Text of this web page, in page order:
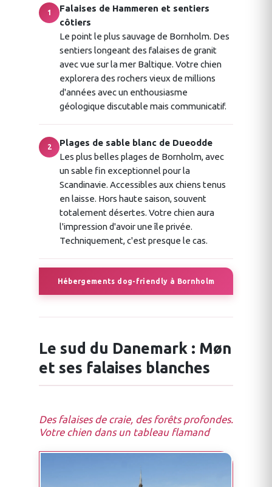
1
Falaises de Hammeren et sentiers
côtiers
Le point le plus sauvage de Bornholm. Des
sentiers longeant des falaises de granit
avec vue sur la mer Baltique. Votre chien
explorera des rochers vieux de millions
d'années avec un enthousiasme
géologique discutable mais communicatif.
2
Plages de sable blanc de Dueodde
Les plus belles plages de Bornholm, avec
un sable fin exceptionnel pour la
Scandinavie. Accessibles aux chiens tenus
en laisse. Hors haute saison, souvent
totalement désertes. Votre chien aura
l'impression d'avoir une île privée.
Techniquement, c'est presque le cas.
Hébergements dog-friendly à Bornholm
Le sud du Danemark : Møn
et ses falaises blanches
Des falaises de craie, des forêts profondes.
Votre chien dans un tableau flamand